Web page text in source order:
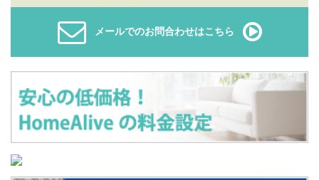
メールでのお問合わせはこちら